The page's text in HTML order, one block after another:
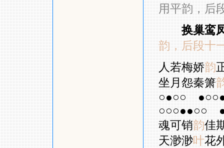
用平韵，后
换巢鸾
韵，后段十
人若梅娇韵
坐月怨秦箫
○●○○
○○○●●○○
魂可销韵佳
天渺渺叶花